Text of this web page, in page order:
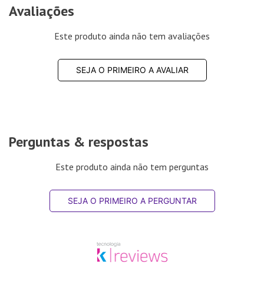
Avaliações
Este produto ainda não tem avaliações
SEJA O PRIMEIRO A AVALIAR
Perguntas & respostas
Este produto ainda não tem perguntas
SEJA O PRIMEIRO A PERGUNTAR